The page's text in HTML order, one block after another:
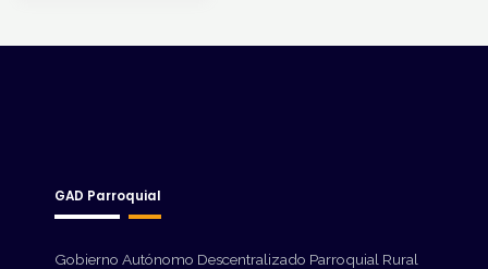
GAD Parroquial
Gobierno Autónomo Descentralizado Parroquial Rural